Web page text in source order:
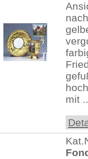
mit